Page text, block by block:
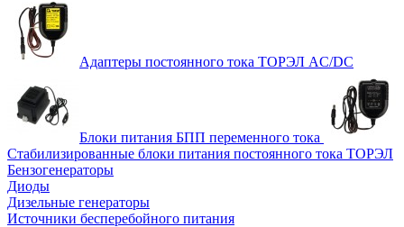
Адаптеры постоянного тока ТОРЭЛ AC/DC
Блоки питания БПП переменного тока
Стабилизированные блоки питания постоянного тока ТОРЭЛ
Бензогенераторы
Диоды
Дизельные генераторы
Источники бесперебойного питания